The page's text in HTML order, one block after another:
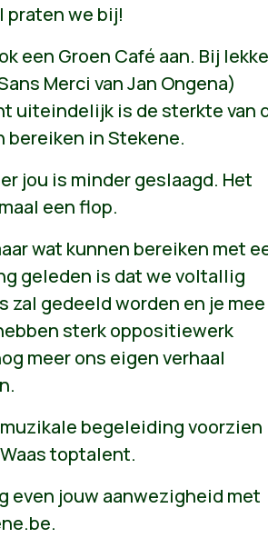
praten we bij!
een Groen Café aan. Bij
Merci van Jan Ongena)
uiteindelijk is de sterkte van
bereiken in Stekene.
jou is minder geslaagd. Het
een flop.
wat kunnen bereiken met
geleden is dat we voltallig
zal gedeeld worden en je mee
sterk oppositiewerk
meer ons eigen verhaal
begeleiding voorzien
toptalent.
even jouw aanwezigheid met
.